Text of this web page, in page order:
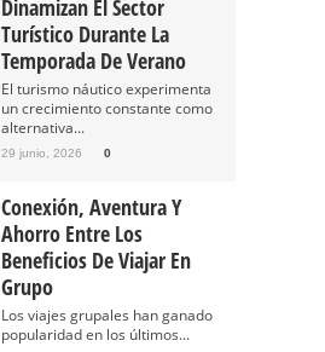
Dinamizan El Sector
Turístico Durante La
Temporada De Verano
El turismo náutico experimenta
un crecimiento constante como
alternativa...
29 junio, 2026 0
Conexión, Aventura Y
Ahorro Entre Los
Beneficios De Viajar En
Grupo
Los viajes grupales han ganado
popularidad en los últimos...